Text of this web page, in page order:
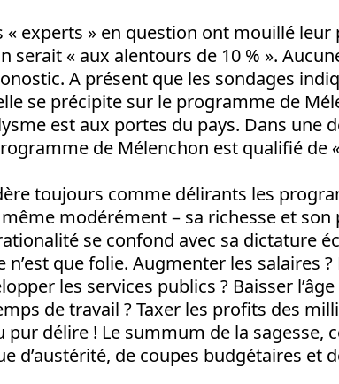
« experts » en question ont mouillé
serait « aux alentours de 10 % ».
A présent que les sondages
se précipite sur le programme de
est aux portes du pays. Dans une
de Mélenchon est qualifié de
toujours comme délirants les
modérément – sa richesse et son
se confond avec sa dictature
que folie. Augmenter les salaires
les services publics ? Baisser
de travail ? Taxer les profits des
pur délire ! Le summum de la sagesse,
d’austérité, de coupes budgétaires et